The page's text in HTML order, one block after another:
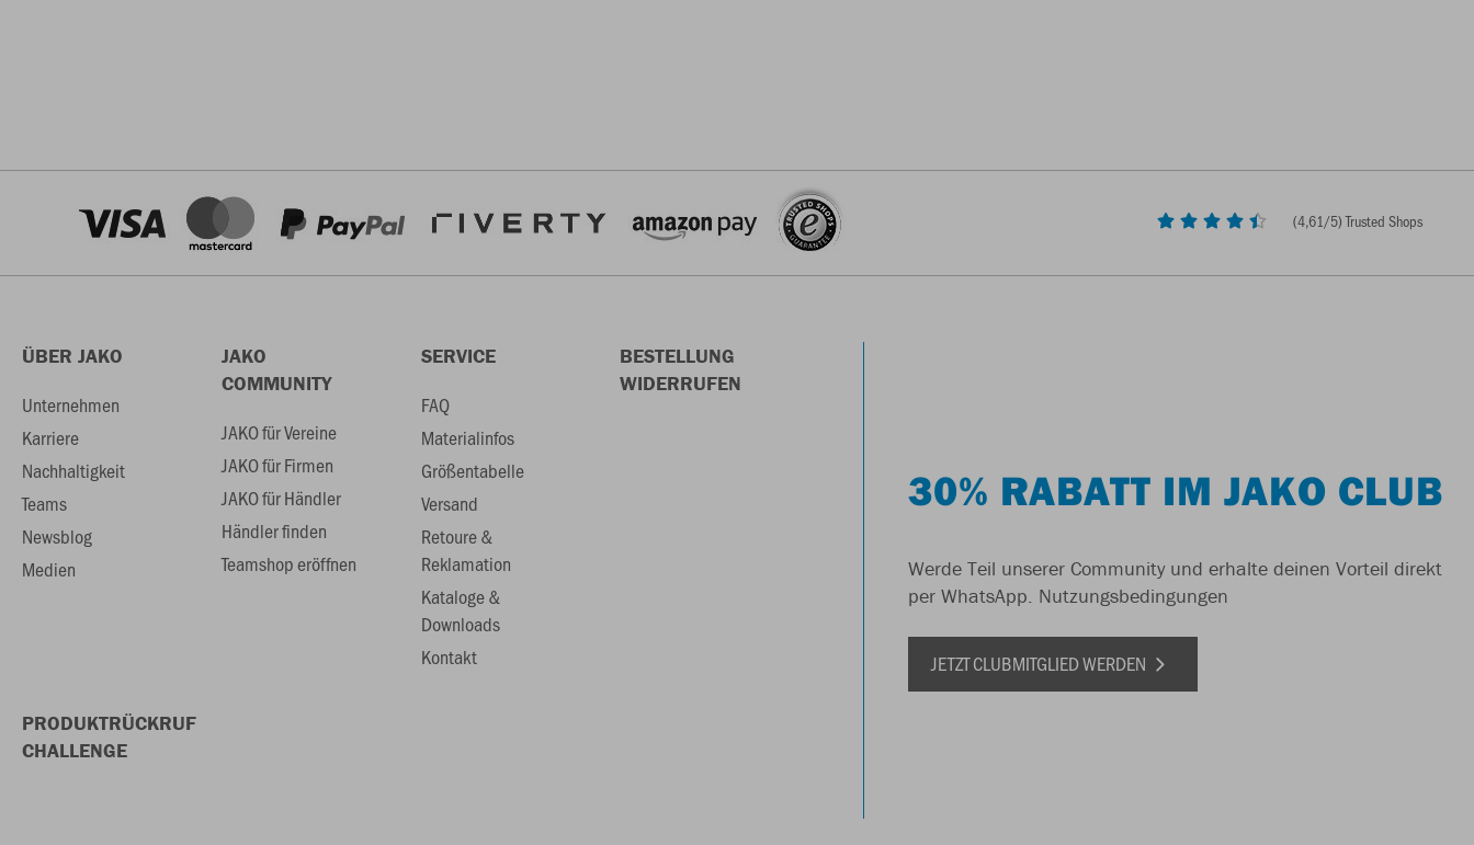
(4,61/5) Trusted Shops
ÜBER JAKO
Unternehmen
Karriere
Nachhaltigkeit
Teams
Newsblog
Medien
JAKO
COMMUNITY
JAKO für Vereine
JAKO für Firmen
JAKO für Händler
Händler finden
Teamshop eröffnen
SERVICE
FAQ
Materialinfos
Größentabelle
Versand
Retoure &
Reklamation
Kataloge &
Downloads
Kontakt
BESTELLUNG
WIDERRUFEN
PRODUKTRÜCKRUF
CHALLENGE
30% RABATT IM JAKO CLUB
Werde Teil unserer Community und erhalte deinen Vorteil direkt
per WhatsApp. Nutzungsbedingungen
JETZT CLUBMITGLIED WERDEN